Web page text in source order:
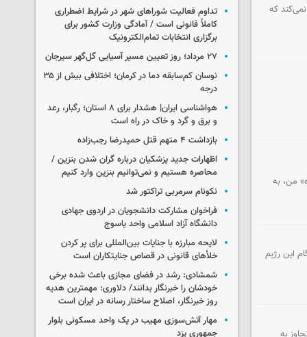
که
من، به
این رژیم
به
تداوم فعالیت شوراهای شهر در شرایط اضطراری
کاملاً قانونی است / آمادگی وزارت کشور برای
برگزاری انتخابات تمام‌الکترونیک
۲۷ مرداد؛ روز تعیین مسیر آسیایی گل‌گهر سیرجان
نوسان کم‌سابقه دما در کرمان؛ اختلافی بیش از ۳۵
درجه
هواشناسی ایران| هشدار برای ۸ استان؛ رگبار، رعد
و برق و گرد و خاک در راه است
بازداشت ۴ متهم قتل حمیدرضا رجب‌زاده
اظهارات جدید پزشکیان درباره گران شدن بنزین /
محاصره هستیم و نمی‌توانیم بنزین وارد کنیم
نکونام سرمربی تراکتور شد
فراخوان مشارکت دانشجویان در اردوی جهادی
دانشگاه آزاد اسلامی واحد یاسوج
لایحه مبارزه با جنایات بین‌المللی برای پر کردن
خلأهای قانونی در قصاص جنایتکاران است
شمشادی: رشد در فضای مجازی باعث شده برخی
خودشان را خبرنگار بدانند/ دلاوری: مهمترین هدیه‌
روز خبرنگار، اصلاح ساختار رسانه در ایران است
مهار آتش‌سوزی مهیب در یک واحد مسکونی بلوار
جمهوری یزد